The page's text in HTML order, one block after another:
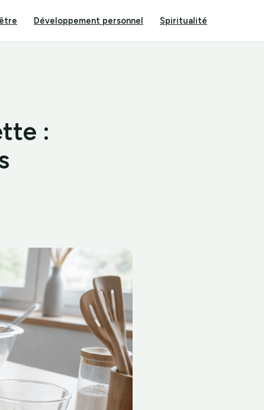
Développement personnel Spiritualité
: